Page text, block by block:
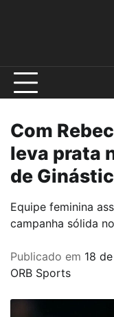
Com
leva prata
de
Equipe feminina
campanha sólida
Publicado em 18
ORB Sports